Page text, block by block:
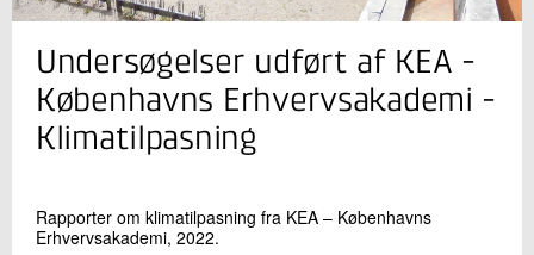
Jeg er din kontaktperson
Lars Jørgensen
Seniorkonsulent
Rørcentret
+45 72 20 34 45
Send e-mail
Skriv til mig
Undersøgelser udført af KEA -
Københavns Erhvervsakademi -
Klimatilpasning
Rapporter om klimatilpasning fra KEA – Københavns
Erhvervsakademi, 2022.